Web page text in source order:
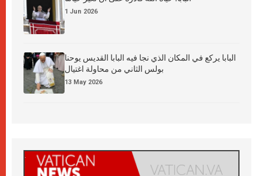
1 Jun 2026
البابا يركع في المكان الذي نجا فيه البابا القديس يوحنا
بولس الثاني من محاولة اغتيال
13 May 2026